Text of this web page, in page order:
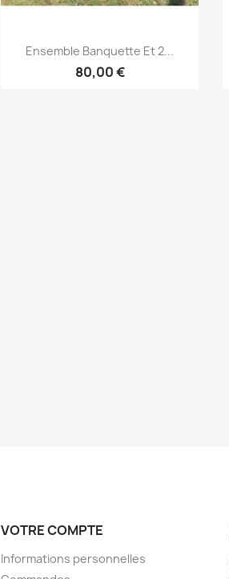
Aperçu rapide
Ensemble Banquette Et 2...
80,00 €
VOTRE COMPTE
Informations personnelles